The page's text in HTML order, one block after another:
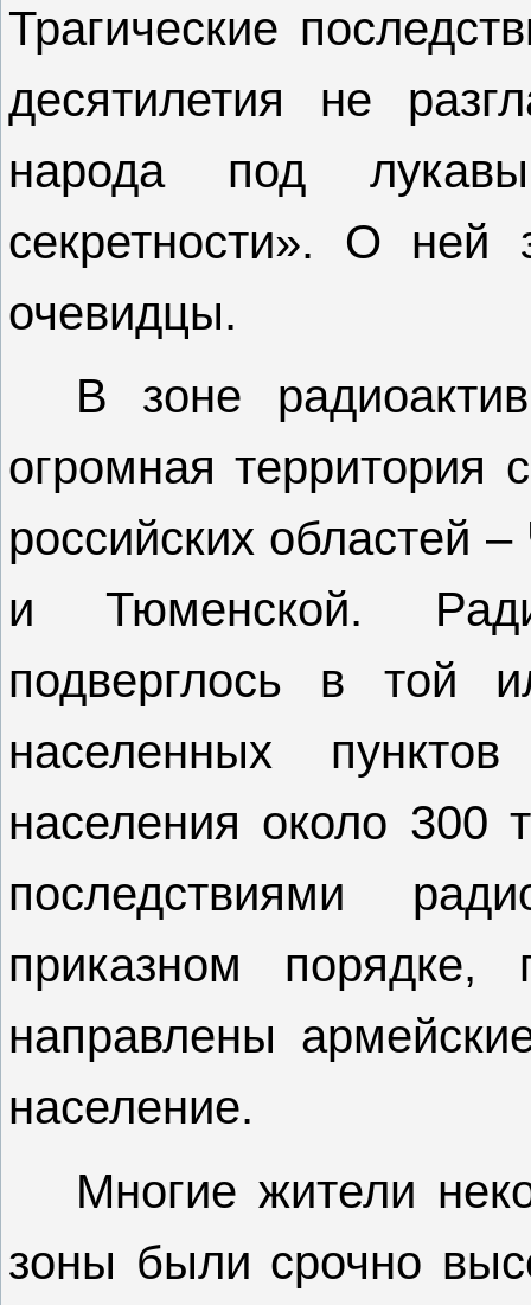
Трагические
десятилетия не
народа под
секретности». О
очевидцы.
В зоне
огромная территория
российских областей
и Тюменской.
подверглось в той
населенных
населения около 300
последствиями
приказном
направлены
население.
Многие жители
зоны были срочно